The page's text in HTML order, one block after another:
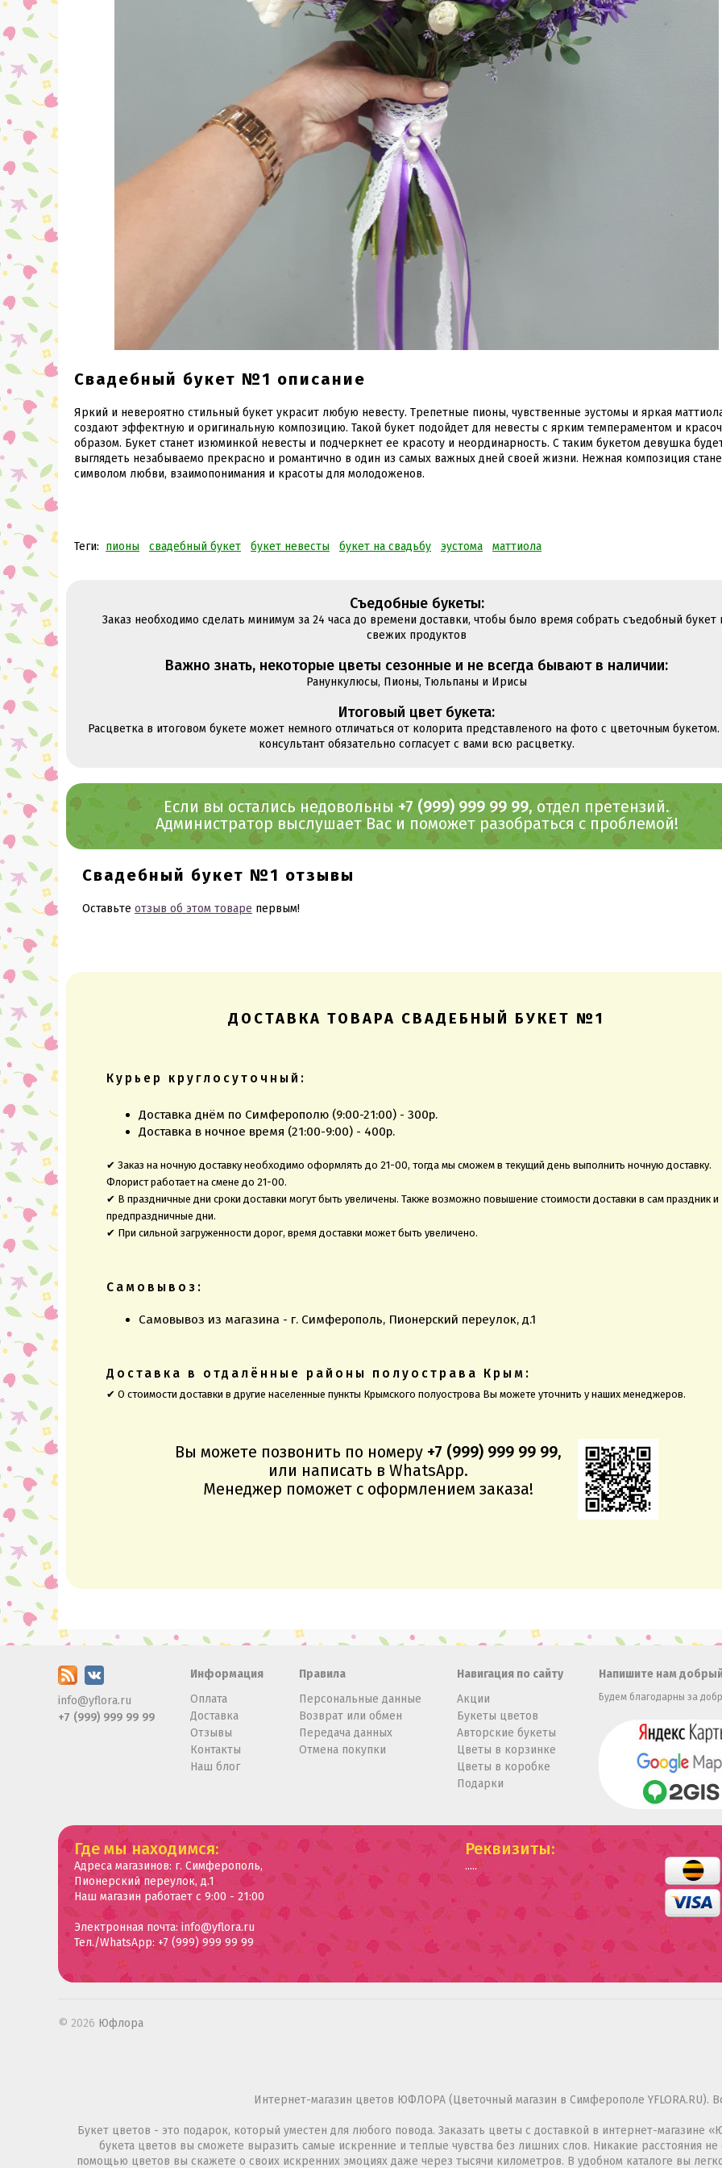
Свадебный букет №1 описание
Яркий и невероятно стильный букет украсит любую невесту. Трепетные пионы, чувственные эустомы и яркая
создают эффектную и оригинальную композицию. Такой букет подойдет для невесты с ярким темпераментом и
образом. Букет станет изюминкой невесты и подчеркнет ее красоту и неординарность. С таким букетом девушка
выглядеть незабываемо прекрасно и романтично в один из самых важных дней своей жизни. Нежная композиция
символом любви, взаимопонимания и красоты для молодоженов.
Теги: пионы свадебный букет букет невесты букет на свадьбу эустома маттиола
Съедобные букеты:
Заказ необходимо сделать минимум за 24 часа до времени доставки, чтобы было время собрать съедобный букет
свежих продуктов
Важно знать, некоторые цветы сезонные и не всегда бывают в наличии:
Ранункулюсы, Пионы, Тюльпаны и Ирисы
Итоговый цвет букета:
Расцветка в итоговом букете может немного отличаться от колорита представленого на фото с цветочным
консультант обязательно согласует с вами всю расцветку.
Если вы остались недовольны+7 (999) 999 99 99, отдел претензий.
Администратор выслушает Вас и поможет разобраться с проблемой!
Свадебный букет №1 отзывы
Оставьте отзыв об этом товаре первым!
ДОСТАВКА ТОВАРА СВАДЕБНЫЙ БУКЕТ №1
Курьер круглосуточный:
Доставка днём по Симферополю (9:00-21:00) - 300р.
Доставка в ночное время (21:00-9:00) - 400р.
✔ Заказ на ночную доставку необходимо оформлять до 21-00, тогда мы сможем в текущий день выполнить ночную доставку.
Флорист работает на смене до 21-00.
✔ В праздничные дни сроки доставки могут быть увеличены. Также возможно повышение стоимости доставки в сам праздник и
предпраздничные дни.
✔ При сильной загруженности дорог, время доставки может быть увеличено.
Самовывоз:
Самовывоз из магазина - г. Симферополь, Пионерский переулок, д.1
Доставка в отдалённые районы полуострава Крым:
✔ О стоимости доставки в другие населенные пункты Крымского полуострова Вы можете уточнить у наших менеджеров.
Вы можете позвонить по номеру +7 (999) 999 99 99,
или написать в WhatsApp.
Менеджер поможет с оформлением заказа!
info@yflora.ru
+7 (999) 999 99 99
Информация
Оплата
Доставка
Отзывы
Контакты
Наш блог
Правила
Персональные данные
Возврат или обмен
Передача данных
Отмена покупки
Навигация по сайту
Акции
Букеты цветов
Авторские букеты
Цветы в корзинке
Цветы в коробке
Подарки
Напишите нам
Будем благодарны за
Где мы находимся:
Адреса магазинов: г. Симферополь,
Пионерский переулок, д.1
Наш магазин работает с 9:00 - 21:00
Электронная почта: info@yflora.ru
Тел./WhatsApp: +7 (999) 999 99 99
Реквизиты:
.....
© 2026 Юфлора
Интернет-магазин цветов ЮФЛОРА (Цветочный магазин в Симферополе YFLORA.RU).
Букет цветов - это подарок, который уместен для любого повода. Заказать цветы с доставкой в интернет-
букета цветов вы сможете выразить самые искренние и теплые чувства без лишних слов. Никакие расстояния
помощью цветов вы скажете о своих искренних эмоциях даже через тысячи километров. В удобном каталоге вы